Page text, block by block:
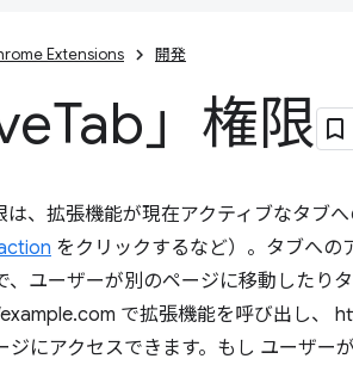
Extensions 開発
Tab」権限
は、拡張機能が現在アクティブなタブ
をクリックするなど）。タブへの
、ユーザーが別のページに移動したり
で拡張機能を呼び出し、
ジにアクセスできます。もし ユーザ